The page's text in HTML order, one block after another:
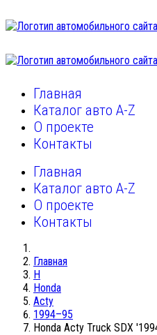
Главная
Каталог авто A-Z
О проекте
Контакты
Главная
Каталог авто A-Z
О проекте
Контакты
Главная
H
Honda
Acty
1994–95
Honda Acty Truck SDX